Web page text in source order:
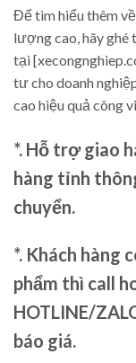
Để tìm hiểu thêm
lượng cao, hãy ghé
tại
tư cho doanh
cao hiệu quả công
*. Hỗ trợ giao
hàng tỉnh
chuyển.
*. Khách hàng
phẩm thì call
HOTLINE/
báo giá.